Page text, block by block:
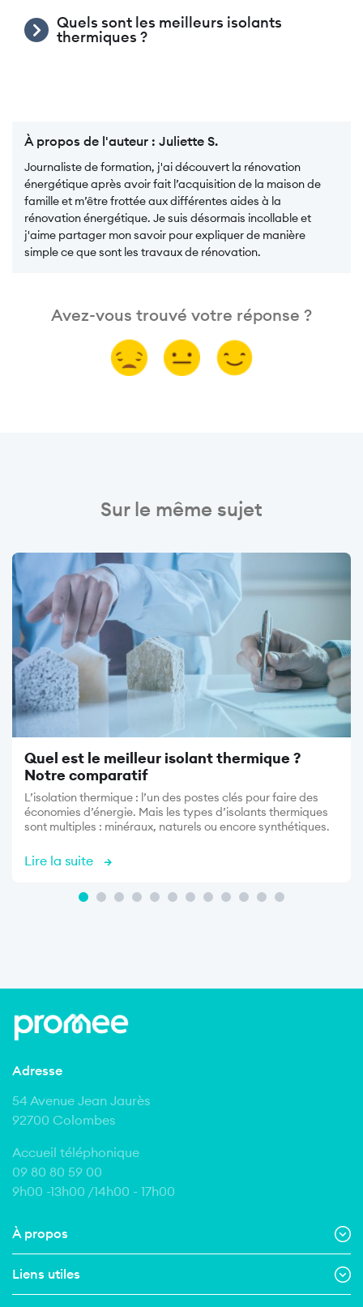
Quels sont les meilleurs isolants
thermiques ?
À propos de l'auteur : Juliette S.
Journaliste de formation, j'ai découvert la rénovation
énergétique après avoir fait l’acquisition de la maison de
famille et m’être frottée aux différentes aides à la
rénovation énergétique. Je suis désormais incollable et
j'aime partager mon savoir pour expliquer de manière
simple ce que sont les travaux de rénovation.
Avez-vous trouvé votre réponse ?
Sur le même sujet
Image
Quel est le meilleur isolant thermique ?
Notre comparatif
L’isolation thermique : l’un des postes clés pour faire des
économies d’énergie. Mais les types d’isolants thermiques
sont multiples : minéraux, naturels ou encore synthétiques.
Lire la suite
À propos
Liens utiles
Adresse
54 Avenue Jean Jaurès
92700 Colombes
Accueil téléphonique
09 80 80 59 00
9h00 -13h00 /14h00 - 17h00